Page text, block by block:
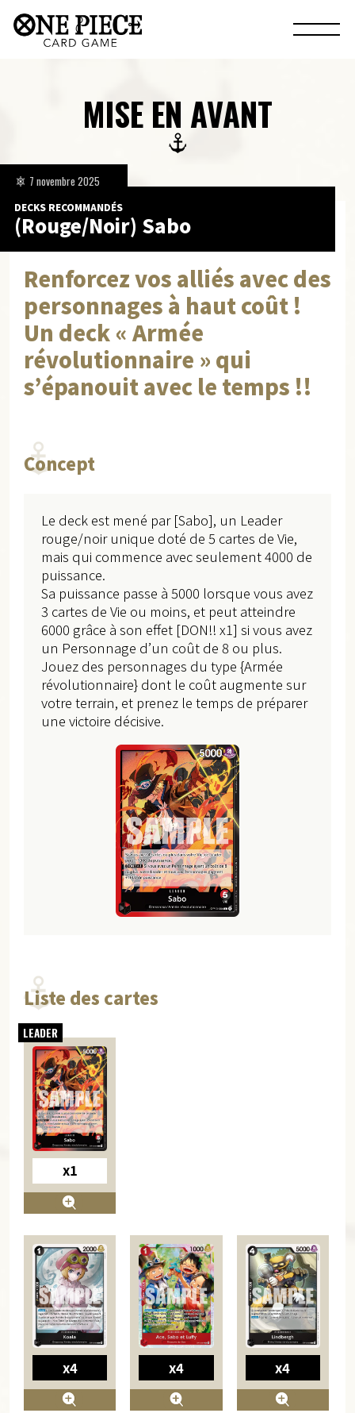
MISE EN AVANT
DECKS RECOMMANDÉS
(Rouge/Noir) Sabo
7 novembre 2025
Renforcez vos alliés avec des
personnages à haut coût !
Un deck « Armée
révolutionnaire » qui
s’épanouit avec le temps !!
Concept
Le deck est mené par [Sabo], un Leader
rouge/noir unique doté de 5 cartes de Vie,
mais qui commence avec seulement 4000 de
puissance.
Sa puissance passe à 5000 lorsque vous avez
3 cartes de Vie ou moins, et peut atteindre
6000 grâce à son effet [DON!! x1] si vous avez
un Personnage d’un coût de 8 ou plus.
Jouez des personnages du type {Armée
révolutionnaire} dont le coût augmente sur
votre terrain, et prenez le temps de préparer
une victoire décisive.
Liste des cartes
x1
x4 x4 x4